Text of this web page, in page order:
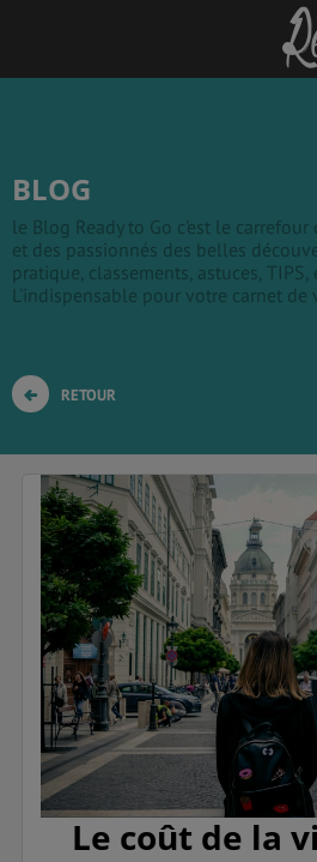
BLOG
le Blog Ready to Go c'est le
et des passionnés des belles
pratique, classements, astuces, TIPS,
L'indispensable pour votre carnet de
RETOUR
Le coût de la